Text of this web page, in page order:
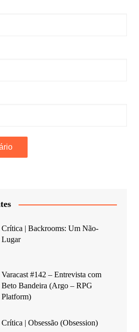
Crítica | Backrooms: Um Não-
Lugar
Varacast #142 – Entrevista com
Beto Bandeira (Argo – RPG
Platform)
Crítica | Obsessão (Obsession)